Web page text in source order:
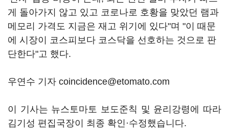
게 돌아가지 않고 있고 코로나로 호황을 맞았던 램과
메모리 가격도 지금은 재고 위기에 있다"며 "이 때문
에 시장이 코스피보다 코스닥을 선호하는 것으로 판
단한다"고 했다.
우연수 기자 coincidence@etomato.com
이 기사는 뉴스토마토 보도준칙 및 윤리강령에 따라
김기성 편집국장이 최종 확인·수정했습니다.